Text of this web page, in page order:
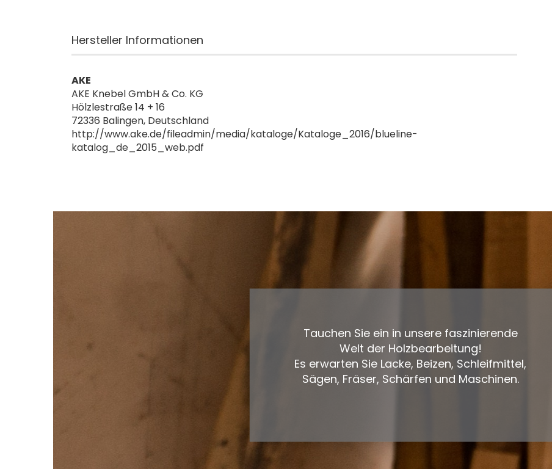
Hersteller Informationen
AKE
AKE Knebel GmbH & Co. KG
Hölzlestraße 14 + 16
72336 Balingen, Deutschland
http://www.ake.de/fileadmin/media/kataloge/Kataloge_2016/blueline-
katalog_de_2015_web.pdf
Tauchen Sie ein in unsere faszinierende
Welt der Holzbearbeitung!
Es erwarten Sie Lacke, Beizen, Schleifmittel,
Sägen, Fräser, Schärfen und Maschinen.